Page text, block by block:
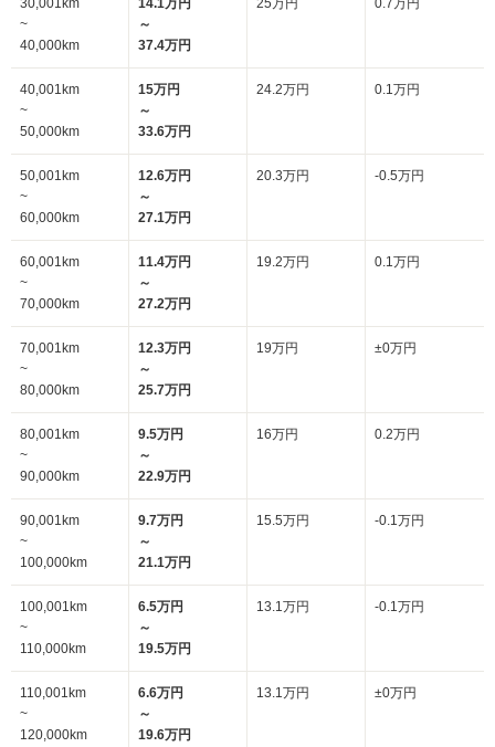
30,001km
~
40,000km
14.1万円
～
37.4万円
25万円 0.7万円
40,001km
~
50,000km
15万円
～
33.6万円
24.2万円 0.1万円
50,001km
~
60,000km
12.6万円
～
27.1万円
20.3万円 -0.5万円
60,001km
~
70,000km
11.4万円
～
27.2万円
19.2万円 0.1万円
70,001km
~
80,000km
12.3万円
～
25.7万円
19万円 ±0万円
80,001km
~
90,000km
9.5万円
～
22.9万円
16万円 0.2万円
90,001km
~
100,000km
9.7万円
～
21.1万円
15.5万円 -0.1万円
100,001km
~
110,000km
6.5万円
～
19.5万円
13.1万円 -0.1万円
110,001km
~
120,000km
6.6万円
～
19.6万円
13.1万円 ±0万円